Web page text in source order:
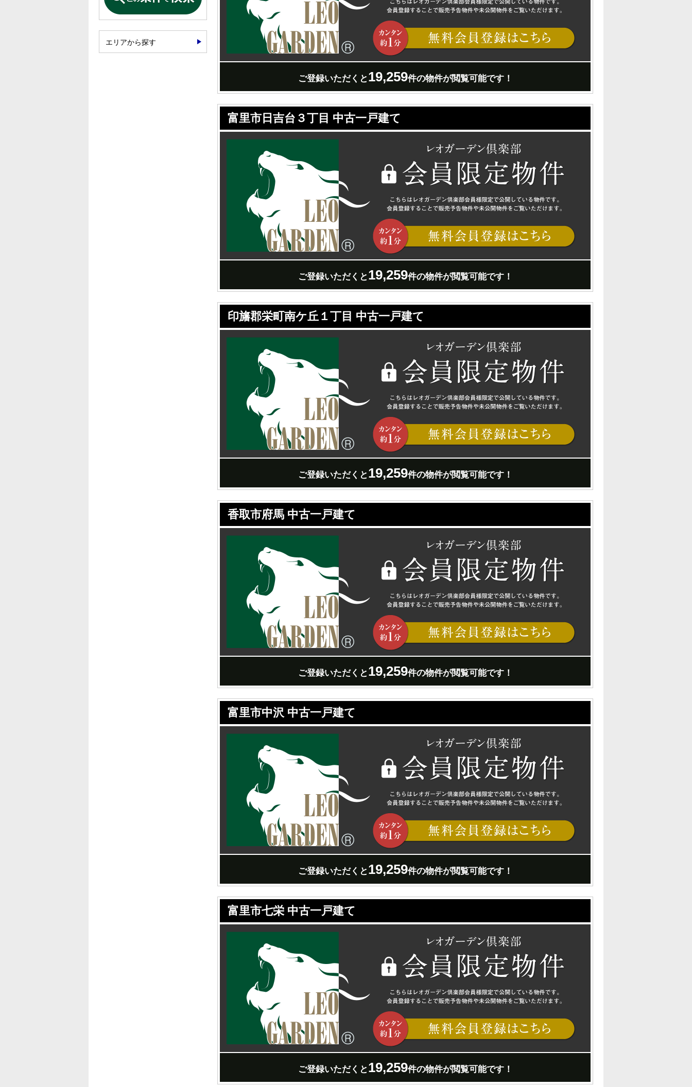
ご登録いただくと19,259件の物件が閲覧可能です！
富里市日吉台３丁目 中古一戸建て
ご登録いただくと19,259件の物件が閲覧可能です！
印旛郡栄町南ケ丘１丁目 中古一戸建て
ご登録いただくと19,259件の物件が閲覧可能です！
香取市府馬 中古一戸建て
ご登録いただくと19,259件の物件が閲覧可能です！
富里市中沢 中古一戸建て
ご登録いただくと19,259件の物件が閲覧可能です！
富里市七栄 中古一戸建て
ご登録いただくと19,259件の物件が閲覧可能です！
エリアから探す